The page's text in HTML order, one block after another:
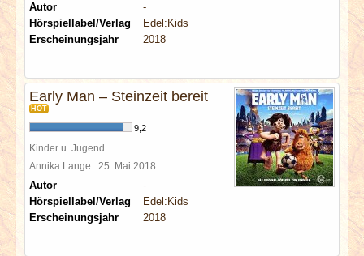
Autor
-
Hörspiellabel/Verlag
Edel:Kids
Erscheinungsjahr
2018
Early Man – Steinzeit bereit
HOT
9,2
Kinder u. Jugend
Annika Lange 25. Mai 2018
Autor
-
Hörspiellabel/Verlag
Edel:Kids
Erscheinungsjahr
2018